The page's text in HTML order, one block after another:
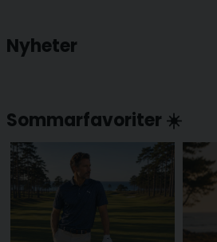
Nyheter
Sommarfavoriter ☀️